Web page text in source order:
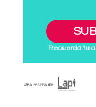
Recuerda tu